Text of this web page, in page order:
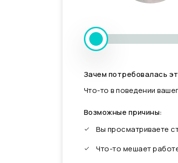
Зачем потребовалась
Что-то в поведении
Возможные причины:
Вы просматриваете
Что-то мешает